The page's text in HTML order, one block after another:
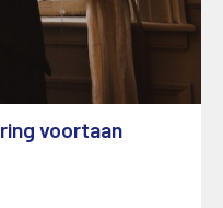
voortaan